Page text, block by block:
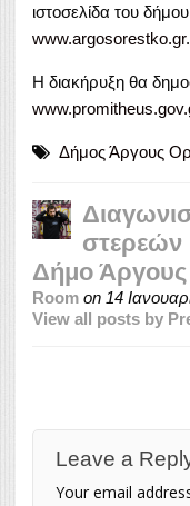
ιστοσελίδα του
www.argosorestko.gr.
Η διακήρυξη θα
Δήμος Άργους
στερεών
Δήμο Άργους
Room on 14
View all posts by
Leave a
Your email